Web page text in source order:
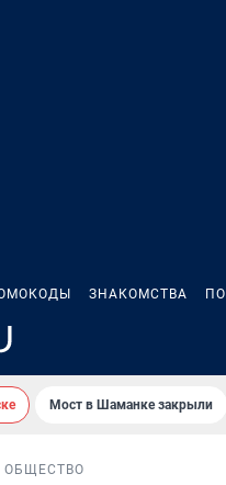
ЗНАКОМСТВА
Мост в Шаманке закрыли
ОБЩЕСТВО